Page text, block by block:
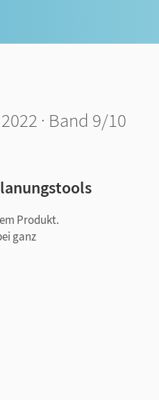
· Band 9/10
Produkt.
ganz
mit